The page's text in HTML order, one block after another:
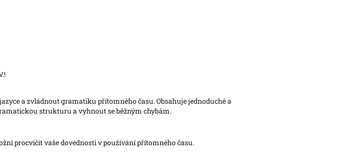
a zvládnout gramatiku přítomného času. Obsahuje jednoduché a
strukturu a vyhnout se běžným chybám.
procvičit vaše dovednosti v používání přítomného času.